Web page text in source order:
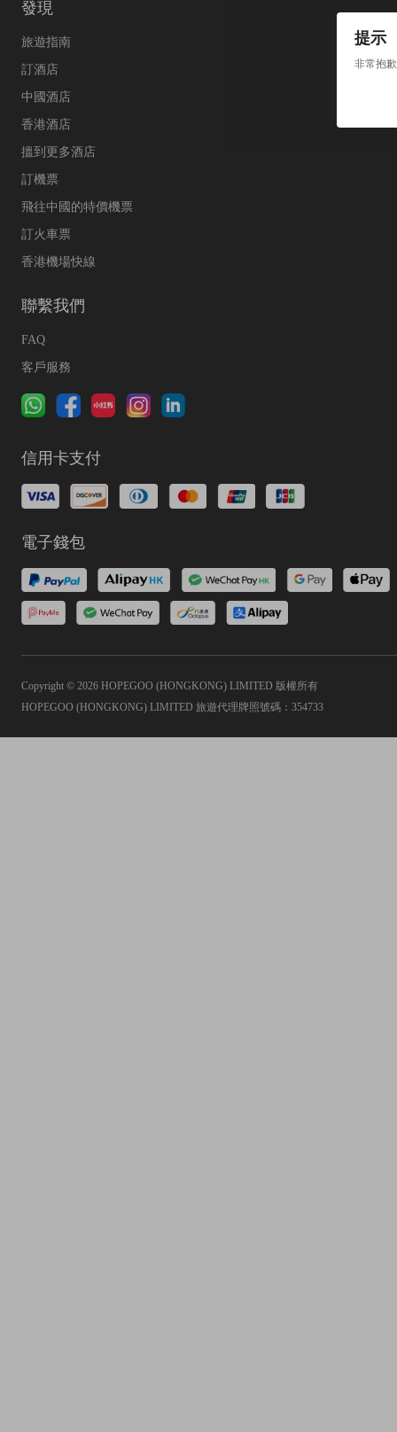
提示
非常抱
發現
旅遊指南
訂酒店
中國酒店
香港酒店
搵到更多酒店
訂機票
飛往中國的特價機票
訂火車票
香港機場快線
聯繫我們
FAQ
客戶服務
信用卡支付
電子錢包
Copyright © 2026 HOPEGOO (HONGKONG) LIMITED 版權所有
HOPEGOO (HONGKONG) LIMITED 旅遊代理牌照號碼：354733